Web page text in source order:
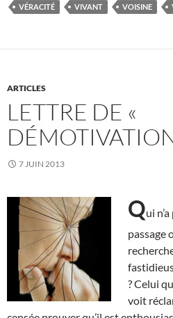
VÉRACITÉ
VIVANT VOISINE
ARTICLES
LETTRE DE «
7 JUIN 2013
Qui
passage
? Celui
voit